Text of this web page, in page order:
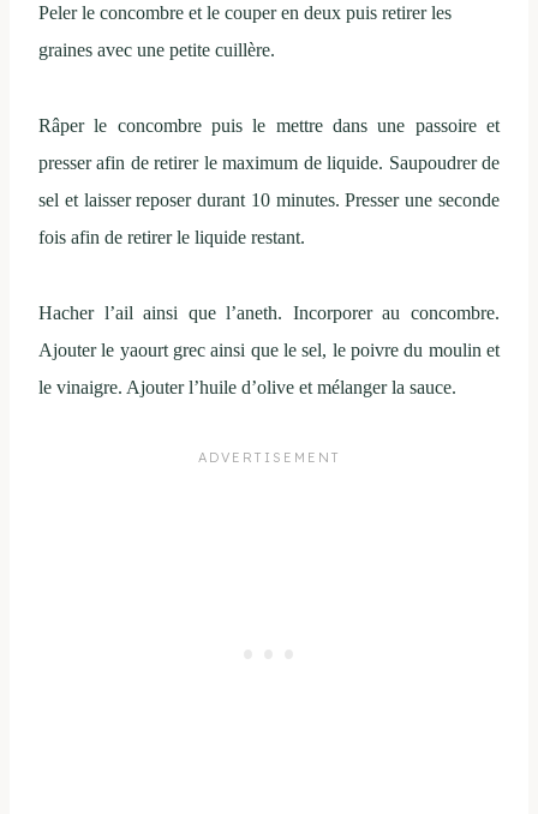
Peler le concombre et le couper en deux puis retirer les
graines avec une petite cuillère.
Râper le concombre puis le mettre dans une passoire et
presser afin de retirer le maximum de liquide. Saupoudrer de
sel et laisser reposer durant 10 minutes. Presser une seconde
fois afin de retirer le liquide restant.
Hacher l’ail ainsi que l’aneth. Incorporer au concombre.
Ajouter le yaourt grec ainsi que le sel, le poivre du moulin et
le vinaigre. Ajouter l’huile d’olive et mélanger la sauce.